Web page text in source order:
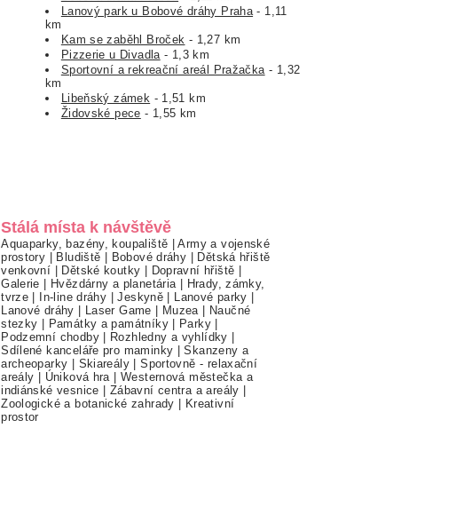
Lanový park u Bobové dráhy Praha- 1,11
km
Kam se zaběhl Broček - 1,27 km
Pizzerie u Divadla- 1,3 km
Sportovní a rekreační areál Pražačka- 1,32
km
Libeňský zámek - 1,51 km
Židovské pece - 1,55 km
Stálá místa k návštěvě
Aquaparky, bazény, koupaliště |Army a vojenské
prostory | Bludiště | Bobové dráhy | Dětská hřiště
venkovní | Dětské koutky | Dopravní hřiště |
Galerie | Hvězdárny a planetária | Hrady, zámky,
tvrze | In-line dráhy |Jeskyně | Lanové parky |
Lanové dráhy | Laser Game | Muzea | Naučné
stezky | Památky a památníky| Parky |
Podzemní chodby| Rozhledny a vyhlídky |
Sdílené kanceláře pro maminky |Skanzeny a
archeoparky | Skiareály |Sportovně - relaxační
areály | Úniková hra |Westernová městečka a
indiánské vesnice | Zábavní centra a areály |
Zoologické a botanické zahrady | Kreativní
prostor